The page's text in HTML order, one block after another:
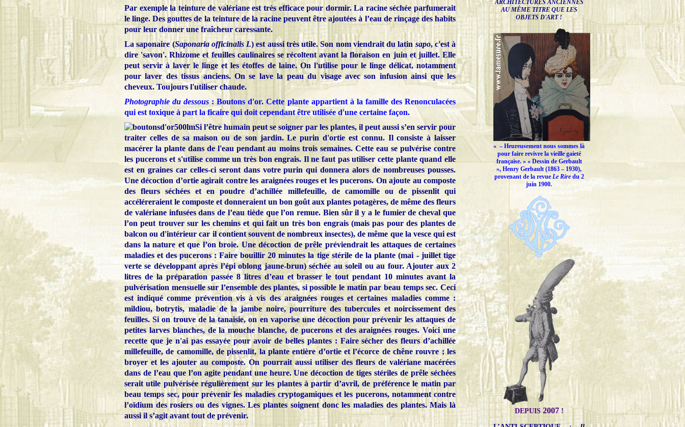
Par exemple la teinture de valériane est très efficace pour dormir. La racine séchée parfumerait
le linge. Des gouttes de la teinture de la racine peuvent être ajoutées à l’eau de rinçage des habits
pour leur donner une fraîcheur caressante.
La saponaire (Saponaria officinalis L) est aussi très utile. Son nom viendrait du latinsapo, c'est à
dire 'savon'. Rhizome et feuilles caulinaires se récoltent avant la floraison en juin et juillet. Elle
peut servir à laver le linge et les étoffes de laine. On l'utilise pour le linge délicat, notamment
pour laver des tissus anciens. On se lave la peau du visage avec son infusion ainsi que les
cheveux. Toujours l'utiliser chaude.
Photographie du dessous: Boutons d'or. Cette plante appartient à la famille des Renonculacées
qui est toxique à part la ficaire qui doit cependant être utilisée d'une certaine façon.
Si l’être humain peut se soigner par les plantes, il peut aussi s’en servir pour
traiter celles de sa maison ou de son jardin. Le purin d'ortie est connu. Il consiste à laisser
macérer la plante dans de l'eau pendant au moins trois semaines. Cette eau se pulvérise contre
les pucerons et s'utilise comme un très bon engrais. Il ne faut pas utiliser cette plante quand elle
est en graines car celles-ci seront dans votre purin qui donnera alors de nombreuses pousses.
Une décoction d’ortie agirait contre les araignées rouges et les pucerons.On ajoute au composte
des fleurs séchées et en poudre d’achillée millefeuille, de camomille ou de pissenlit qui
accéléreraient le composte et donneraient un bon goût aux plantes potagères, de même des fleurs
de valériane infusées dans de l’eau tiède que l’on remue. Bien sûr il y a le fumier de cheval que
l’on peut trouver sur les chemins et qui fait un très bon engrais (mais pas pour des plantes de
balcon ou d'intérieur car il contient souvent de nombreux insectes), de même que la vesce qui est
dans la nature et que l’on broie. Une décoction de prêle préviendrait les attaques de certaines
maladies et des pucerons : Faire bouillir 20 minutes la tige stérile de la plante (mai - juillet tige
verte se développant après l’épi oblong jaune-brun) séchée au soleil ou au four. Ajouter aux 2
litres de la préparation passée 8 litres d’eau et brasser le tout pendant 10 minutes avant la
pulvérisation mensuelle sur l’ensemble des plantes, si possible le matin par beau temps sec. Ceci
est indiqué comme prévention vis à vis des araignées rouges et certaines maladies comme :
mildiou, botrytis, maladie de la jambe noire, pourriture des tubercules et noircissement des
feuilles. Si on trouve de la tanaisie, on en vaporise une décoction pour prévenir les attaques de
petites larves blanches, de la mouche blanche, de pucerons et des araignées rouges. Voici une
recette que je n'ai pas essayée pour avoir de belles plantes : Faire sécher des fleurs d’achillée
millefeuille, de camomille, de pissenlit, la plante entière d’ortie et l’écorce de chêne rouvre ; les
broyer et les ajouter au composte. On pourrait aussi utiliser des fleurs de valériane macérées
dans de l’eau que l’on agite pendant une heure. Une décoction de tiges stériles de prêle séchées
serait utile pulvérisée régulièrement sur les plantes à partir d’avril, de préférence le matin par
beau temps sec, pour prévenir les maladies cryptogamiques et les pucerons, notamment contre
l’oïdium des rosiers ou des vignes. Les plantes soignent donc les maladies des plantes. Mais là
aussi il s’agit avant tout de prévenir.
ARCHITECTURES ANCIENNES
AU MÊME TITRE QUE LES
OBJETS D'ART !
« – Heureusement nous sommes là
pour faire revivre la vieille gaieté
française.» « Dessin de Gerbault
», Henry Gerbault (1863 – 1930),
provenant de la revue Le Riredu 2
juin 1900.
DEPUIS 2007!